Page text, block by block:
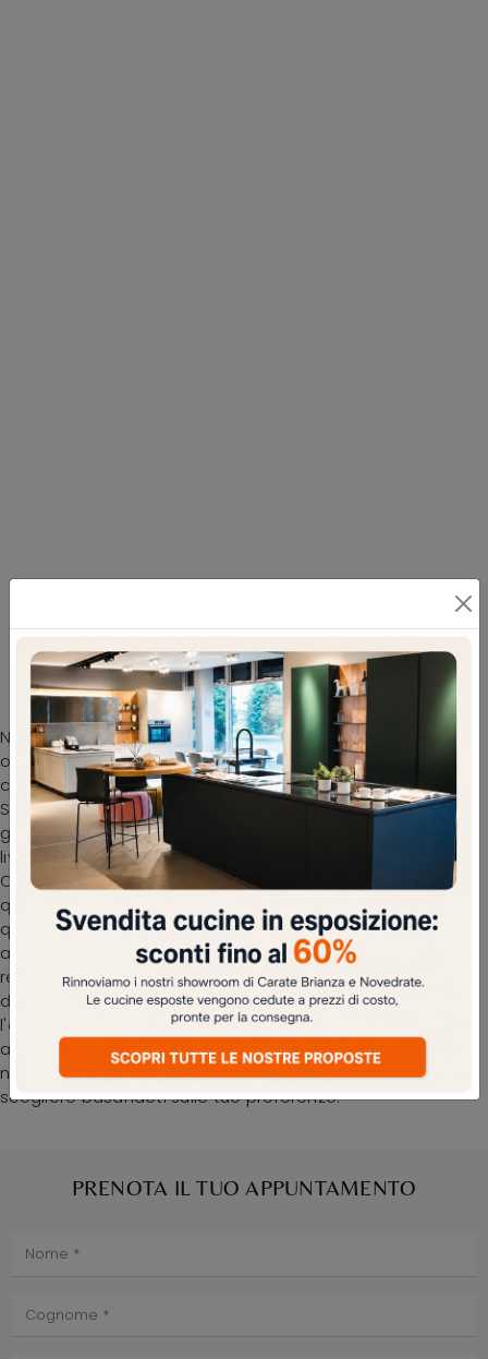
Sedie da cucina fisse: scopri il modello Hellen
dalle linee moderne e valorizza i tuoi locali
Nel nostro punto vendita potrai toccare con mano le più
originali proposte in commercio, tra cui anche quelle da
cucina moderne firmate dal noto e conosciuto brand La
Seggiola. Sedia Hellen di La Seggiola in ecopelle: sarà in
grado di attrezzare alla perfezione la sala da pranzo o il
living della tua casa, unendo doti di funzionalità e stile.
Oltre ad essere veramente confortevole e ergonomica,
questa sedia in ecopelle ti assicurerà una serena
quotidianità nei locali dove si socializza con familiari e
amici. Ogni soluzione La Seggiola garantisce una buona
resa estetica indipendentemente dal locale di
destinazione, in quanto organizza gli spazi arricchendone
l'estetica. Le sedute risultano tra i mobili e oggetti
accessori irrinunciabili in ogni casa, perciò disponiamo nel
nostro punto vendita di una vasta serie di soluzioni da
scegliere basandoti sulle tue preferenze.
PRENOTA IL TUO APPUNTAMENTO